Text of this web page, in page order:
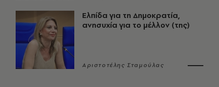
Ελπίδα για τη Δημοκρατία,
ανησυχία για το μέλλον (της)
Αριστοτέλης Σταμούλας